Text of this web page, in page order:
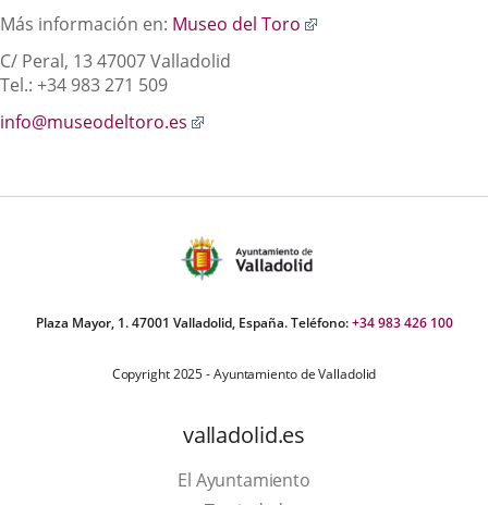
Más información en: Museo del Toro
C/ Peral, 1347007 Valladolid
Tel.: +34 983 271 509
info@museodeltoro.es
aplicación
Plaza Mayor, 1. 47001 Valladolid, España. Teléfono:+34 983 426 100
Copyright 2025 - Ayuntamiento de Valladolid
valladolid.es
El Ayuntamiento